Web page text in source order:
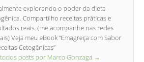
explorando o poder da dieta
Compartilho receitas práticas e
reais. (me acompanhe nas redes
Veja meu eBook “Emagreça com Sabor
Cetogênicas”
posts por Marco Gonzaga →